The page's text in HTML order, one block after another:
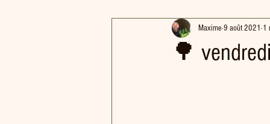
🌳
Maxime 9 août 2021 1